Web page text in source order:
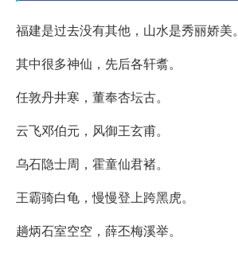
福建是过去没有其他，山水是秀丽娇美。
其中很多神仙，先后各轩翥。
任敦丹井寒，董奉杏坛古。
云飞邓伯元，风御王玄甫。
乌石隐士周，霍童仙君褚。
王霸骑白龟，慢慢登上跨黑虎。
趟炳石室空空，薛丕梅溪举。